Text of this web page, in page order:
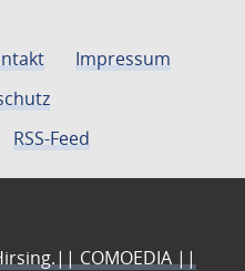
Impressum
RSS-Feed
COMOEDIA ||